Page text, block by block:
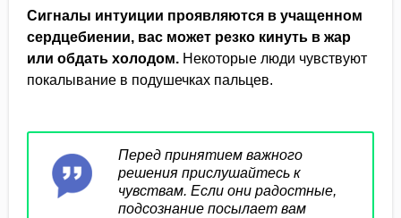
Сигналы интуиции проявляются в учащенном
сердцебиении, вас может резко кинуть в жар
или обдать холодом. Некоторые люди чувствуют
покалывание в подушечках пальцев.
Перед принятием важного
решения прислушайтесь к
чувствам. Если они радостные,
подсознание посылает вам